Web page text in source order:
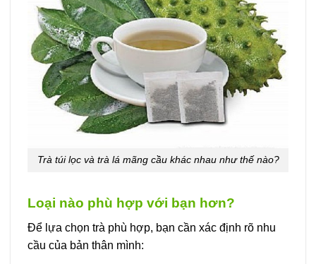
Trà túi lọc và trà lá mãng cầu khác nhau như thế nào?
Loại nào phù hợp với bạn hơn?
Để lựa chọn trà phù hợp, bạn cần xác định rõ nhu
cầu của bản thân mình: